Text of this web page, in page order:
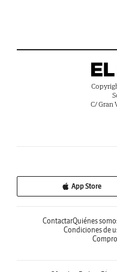
C/ Gran
App Store
ContactarQuiénes
Condiciones de